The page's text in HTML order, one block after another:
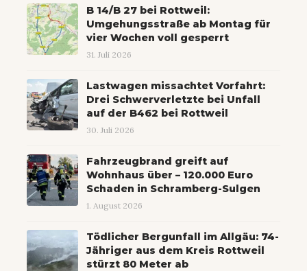
B 14/B 27 bei Rottweil:
Umgehungsstraße ab Montag für
vier Wochen voll gesperrt
31. Juli 2026
Lastwagen missachtet Vorfahrt:
Drei Schwerverletzte bei Unfall
auf der B462 bei Rottweil
30. Juli 2026
Fahrzeugbrand greift auf
Wohnhaus über – 120.000 Euro
Schaden in Schramberg-Sulgen
1. August 2026
Tödlicher Bergunfall im Allgäu: 74-
Jähriger aus dem Kreis Rottweil
stürzt 80 Meter ab